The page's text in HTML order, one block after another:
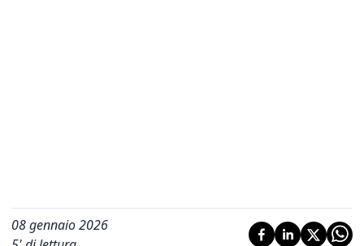
08 gennaio 2026